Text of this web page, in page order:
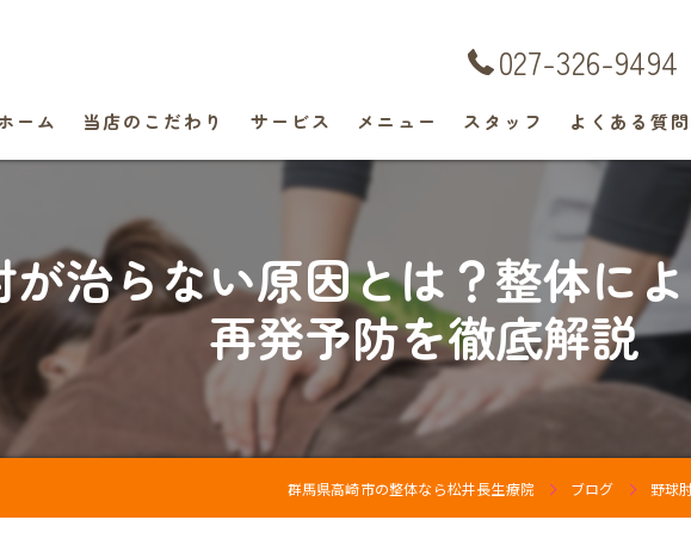
027-326-9494
ーム 当店のこだわり サービス メニュー スタッフ よくある質問
が治らない原因とは？整体に
再発予防を徹底解説
群馬県高崎市の整体なら松井長生療院 ブログ 野球